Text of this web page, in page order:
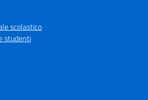
scolastico
studenti